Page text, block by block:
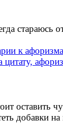
стараюсь
оставить
добавки на